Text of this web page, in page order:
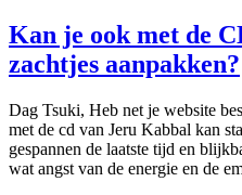
Kan je ook met de
zachtjes aanpakken?
Dag Tsuki, Heb net je website
met de cd van Jeru Kabbal kan
gespannen de laatste tijd en
wat angst van de energie en de